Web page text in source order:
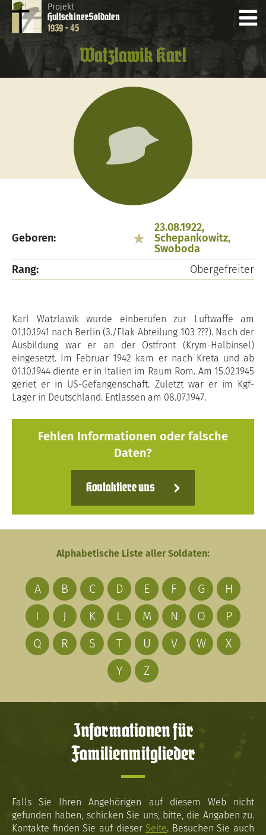
Projekt
HultschinerSoldaten
1939 - 45
Watzlawik Karl
Geboren:
23.08.1922,
Schepankowitz,
Swoboda
Rang:
Obergefreiter
Karl Watzlawik wurde einberufen zur Luftwaffe am
01.10.1941 nach Berlin (3./Flak-Abteilung 103 ???). Nach der
Ausbildung war er an der Ostfront (Krym-Halbinsel)
eingesetzt. Im Februar 1942 kam er nach Kreta und ab
01.10.1944 diente er in Italien im Raum Rom. Am 15.02.1945
geriet er in US-Gefangenschaft. Zuletzt war er im Kgf-
Lager in Deutschland. Entlassen am 08.07.1947.
Fehlen Informationen oder falsche
Daten?
Kontaktiere uns
Alphabetische Liste aller Soldaten:
A B C D E F G
H
I
J K L M N O
P
Q
R S T U V W
X
Y
Z
Informationen für
Familienmitglieder
Falls Sie Ihren Angehörigen auf diesem Web nicht
gefunden haben, schicken Sie uns, bitte, die Angaben zu.
Kontakte finden Sie auf dieser Seite. Besuchen Sie auch